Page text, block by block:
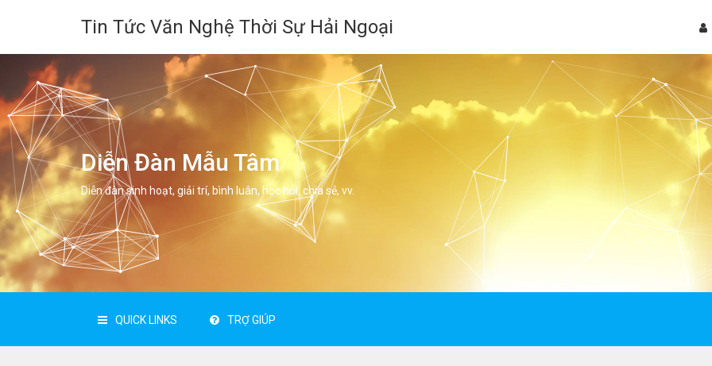
Tin Tức Văn Nghệ Thời Sự Hải Ngoại
Diễn Đàn Mẫu Tâm
Diễn đàn sinh hoạt, giải trí, bình luân, học hỏi, chia sẻ, vv.
QUICK LINKS TRỢ GIÚP